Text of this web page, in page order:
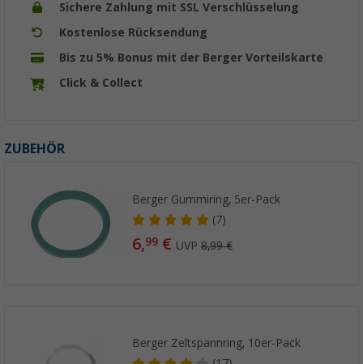
Sichere Zahlung mit SSL Verschlüsselung
Kostenlose Rücksendung
Bis zu 5% Bonus mit der Berger Vorteilskarte
Click & Collect
ZUBEHÖR
Berger Gummiring, 5er-Pack
(7)
6,99 € UVP8,99 €
Berger Zeltspannring, 10er-Pack